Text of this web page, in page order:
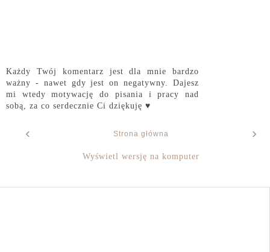
Każdy Twój komentarz jest dla mnie bardzo
ważny - nawet gdy jest on negatywny. Dajesz
mi wtedy motywację do pisania i pracy nad
sobą, za co serdecznie Ci dziękuję ♥
‹ ›
Strona główna
Wyświetl wersję na komputer